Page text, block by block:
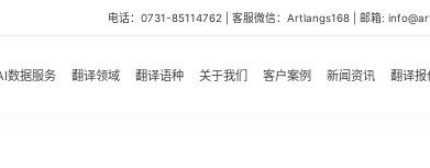
电话：0731-85114762 | 客服微信：Artlangs168 | 邮箱:
数据服务 翻译领域 翻译语种 关于我们 客户案例 新闻资讯 翻译报